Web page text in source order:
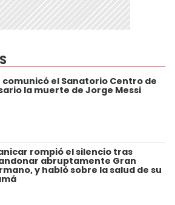
comunicó el Sanatorio Centro de
la muerte de Jorge Messi
rompió el silencio tras
abruptamente Gran
y habló sobre la salud de su